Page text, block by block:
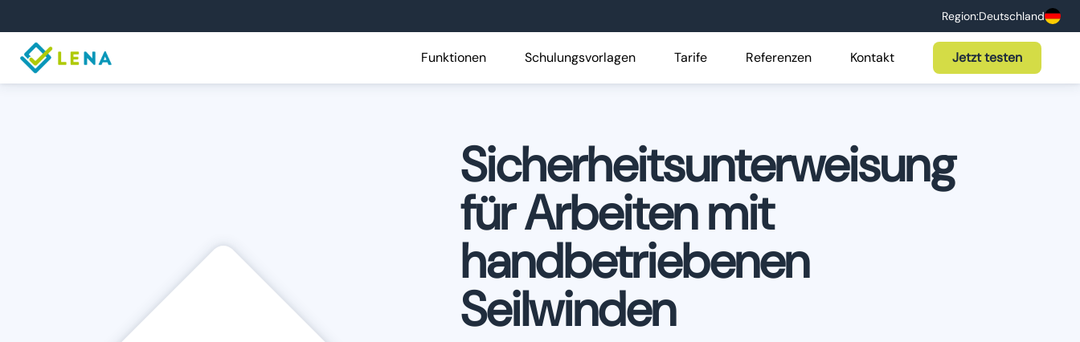
Region:Deutschland
Funktionen Schulungsvorlagen Tarife Referenzen Kontakt Jetzt testen
Sicherheitsunterweisung
für Arbeiten mit
handbetriebenen
Seilwinden